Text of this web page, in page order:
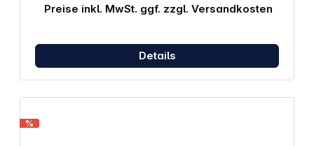
Preise inkl. MwSt. ggf. zzgl. Versandkosten
Details
%